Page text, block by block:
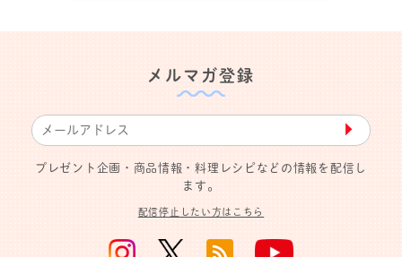
メルマガ登録
▶︎
プレゼント企画・商品情報・料理レシピなどの情報を配信し
ます。
配信停止したい方はこちら